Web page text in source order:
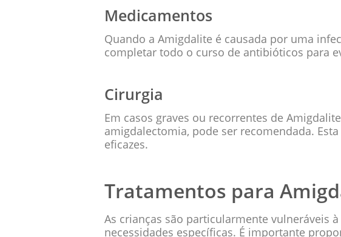
Medicamentos
Quando a Amigdalite é causada por uma
completar todo o curso de antibióticos para
Cirurgia
Em casos graves ou recorrentes de
amigdalectomia, pode ser recomendada.
eficazes.
Tratamentos para
As crianças são particularmente vulneráveis
necessidades específicas. É importante